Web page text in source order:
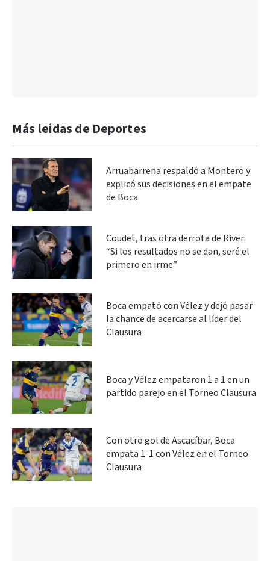
Más leidas de Deportes
Arruabarrena respaldó a Montero y
explicó sus decisiones en el empate
de Boca
Coudet, tras otra derrota de River:
“Si los resultados no se dan, seré el
primero en irme”
Boca empató con Vélez y dejó pasar
la chance de acercarse al líder del
Clausura
Boca y Vélez empataron 1 a 1 en un
partido parejo en el Torneo Clausura
Con otro gol de Ascacíbar, Boca
empata 1-1 con Vélez en el Torneo
Clausura